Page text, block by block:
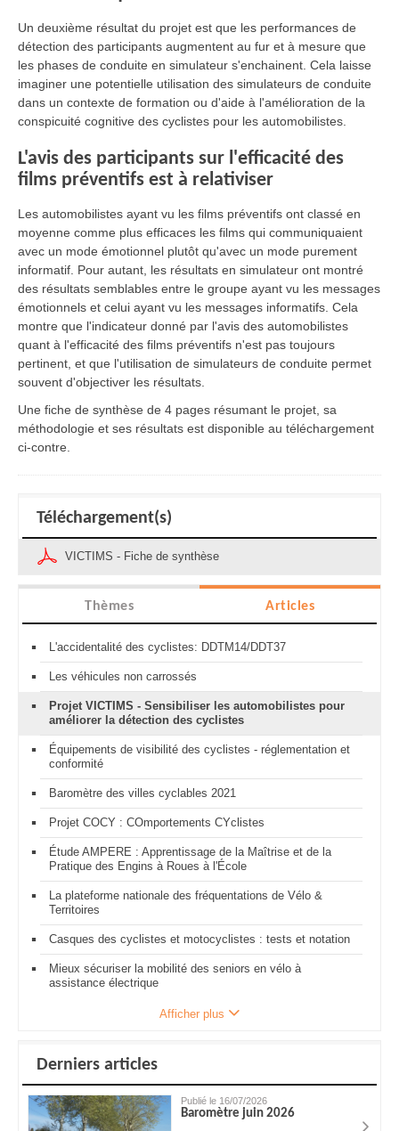
Un deuxième résultat du projet est que les performances de
détection des participants augmentent au fur et à mesure que
les phases de conduite en simulateur s'enchainent. Cela laisse
imaginer une potentielle utilisation des simulateurs de conduite
dans un contexte de formation ou d'aide à l'amélioration de la
conspicuité cognitive des cyclistes pour les automobilistes.
L'avis des participants sur l'efficacité des
films préventifs est à relativiser
Les automobilistes ayant vu les films préventifs ont classé en
moyenne comme plus efficaces les films qui communiquaient
avec un mode émotionnel plutôt qu'avec un mode purement
informatif. Pour autant, les résultats en simulateur ont montré
des résultats semblables entre le groupe ayant vu les messages
émotionnels et celui ayant vu les messages informatifs. Cela
montre que l'indicateur donné par l'avis des automobilistes
quant à l'efficacité des films préventifs n'est pas toujours
pertinent, et que l'utilisation de simulateurs de conduite permet
souvent d'objectiver les résultats.
Une fiche de synthèse de 4 pages résumant le projet, sa
méthodologie et ses résultats est disponible au téléchargement
ci-contre.
Téléchargement(s)
VICTIMS - Fiche de synthèse
Thèmes Articles
L'accidentalité des cyclistes: DDTM14/DDT37
Les véhicules non carrossés
Projet VICTIMS - Sensibiliser les automobilistes pour
améliorer la détection des cyclistes
Équipements de visibilité des cyclistes - réglementation et
conformité
Baromètre des villes cyclables 2021
Projet COCY : COmportements CYclistes
Étude AMPERE : Apprentissage de la Maîtrise et de la
Pratique des Engins à Roues à l'École
La plateforme nationale des fréquentations de Vélo &
Territoires
Casques des cyclistes et motocyclistes : tests et notation
Mieux sécuriser la mobilité des seniors en vélo à
assistance électrique
Afficher plus
Derniers articles
Publié le 16/07/2026
Baromètre juin 2026